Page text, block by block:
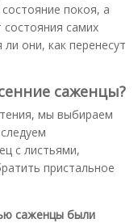
покоя, а
самих
они, как перенесут
саженцы?
мы выбираем
с листьями,
пристальное
саженцы были